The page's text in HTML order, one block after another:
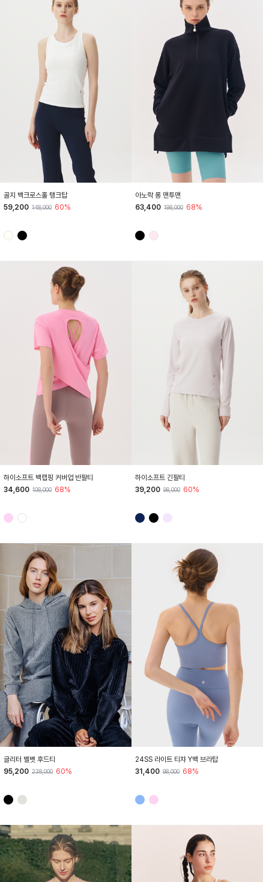
골지 백크로스홀 탱크탑
59,200 148,000 60%
아노락 롱 맨투맨
63,400 198,000 68%
하이소프트 백랩핑 커버업 반팔티
34,600 108,000 68%
하이소프트 긴팔티
39,200 98,000 60%
글리터 벨벳 후드티
95,200 238,000 60%
24SS 라이트 티챠 Y백 브라탑
31,400 98,000 68%